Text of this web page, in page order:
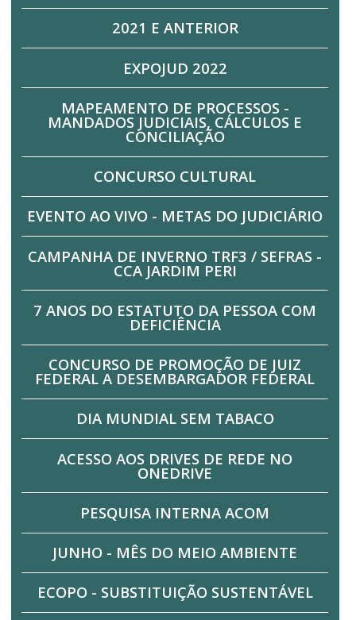
2021 E ANTERIOR
EXPOJUD 2022
MAPEAMENTO DE PROCESSOS -
MANDADOS JUDICIAIS, CÁLCULOS E
CONCILIAÇÃO
CONCURSO CULTURAL
EVENTO AO VIVO - METAS DO JUDICIÁRIO
CAMPANHA DE INVERNO TRF3 / SEFRAS -
CCA JARDIM PERI
7 ANOS DO ESTATUTO DA PESSOA COM
DEFICIÊNCIA
CONCURSO DE PROMOÇÃO DE JUIZ
FEDERAL A DESEMBARGADOR FEDERAL
DIA MUNDIAL SEM TABACO
ACESSO AOS DRIVES DE REDE NO
ONEDRIVE
PESQUISA INTERNA ACOM
JUNHO - MÊS DO MEIO AMBIENTE
ECOPO - SUBSTITUIÇÃO SUSTENTÁVEL